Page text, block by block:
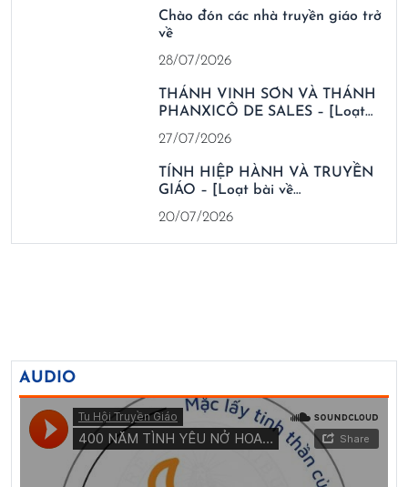
Chào đón các nhà truyền giáo trở
về
28/07/2026
THÁNH VINH SƠN VÀ THÁNH
PHANXICÔ DE SALES – [Loạt…
27/07/2026
TÍNH HIỆP HÀNH VÀ TRUYỀN
GIÁO – [Loạt bài về…
20/07/2026
AUDIO